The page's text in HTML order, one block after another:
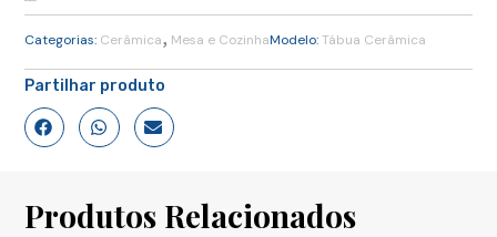
Categorias: Cerâmica, Mesa e CozinhaModelo:Tábua Cerâmica
Partilhar produto
Produtos Relacionados